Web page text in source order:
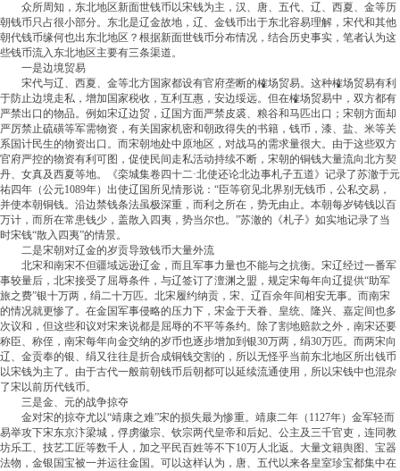
众所周知，东北地区新面世钱币以宋钱为主，汉、唐、五代、辽、西夏、金等历
朝钱币只占很小部分。东北是辽金故地，辽、金钱币出于东北容易理解，宋代和其他
朝代钱币缘何也出东北地区？根据新面世钱币分布情况，结合历史事实，笔者认为这
些钱币流入东北地区主要有三条渠道。
一是边境贸易
宋代与辽、西夏、金等北方国家都设有官府垄断的榷场贸易。这种榷场贸易有利
于防止边境走私，增加国家税收，互利互惠，安边绥远。但在榷场贸易中，双方都有
严禁出口的物品。例如宋辽边贸，辽国方面严禁皮裘、粮谷和马匹出口；宋朝方面却
严厉禁止硫磺等军需物资，有关国家机密和朝政得失的书籍，钱币，漆、盐、米等关
系国计民生的物资出口。而宋朝地处中原地区，对战马的需求量很大。由于这些双方
官府严控的物资有利可图，促使民间走私活动持续不断，宋朝的铜钱大量流向北方契
丹、女真及西夏等地。《栾城集卷四十二·北使还论北边事札子五道》记录了苏澈于元
祐四年（公元1089年）出使辽国所见情形说：“臣等窃见北界别无钱币，公私交易，
并使本朝铜钱。沿边禁钱条法虽极深重，而利之所在，势无由止。本朝每岁铸钱以百
万计，而所在常患钱少，盖散入四夷，势当尔也。”苏澈的《札子》如实地记录了当
时宋钱“散入四夷”的情景。
二是宋朝对辽金的岁贡导致钱币大量外流
北宋和南宋不但疆域远逊辽金，而且军事力量也不能与之抗衡。宋辽经过一番军
事较量后，北宋接受了屈辱条件，与辽签订了澶渊之盟，规定宋每年向辽提供“助军
旅之费”银十万两，绢二十万匹。北宋履约纳贡，宋、辽百余年间相安无事。而南宋
的情况就更惨了。在金国军事侵略的压力下，宋金于天眷、皇统、隆兴、嘉定间也多
次议和，但这些和议对宋来说都是屈辱的不平等条约。除了割地赔款之外，南宋还要
称臣、称侄，南宋每年向金交纳的岁币也逐步增加到银30万两，绢30万匹。而两宋向
辽、金贡奉的银、绢又往往是折合成铜钱交割的，所以无怪乎当前东北地区所出钱币
以宋钱为主了。由于古代一般前朝钱币后朝都可以延续流通使用，所以宋钱中也混杂
了宋以前历代钱币。
三是金、元的战争掠夺
金对宋的掠夺尤以“靖康之难”宋的损失最为惨重。靖康二年（1127年）金军轻而
易举攻下宋东京汴梁城，俘虏徽宗、钦宗两代皇帝和后妃、公主及三千官吏，连同教
坊乐工、技艺工匠等数千人，加之平民百姓等不下10万人北返。大量文籍舆图、宝器
法物，金银国宝被一并运往金国。可以这样认为，唐、五代以来各皇室珍宝都集中在